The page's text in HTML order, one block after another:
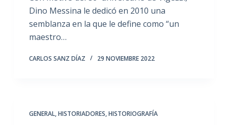
Dino Messina le dedicó en 2010 una
semblanza en la que le define como “un
maestro…
CARLOS SANZ DÍAZ 29 NOVIEMBRE 2022
GENERAL,HISTORIADORES,HISTORIOGRAFÍA